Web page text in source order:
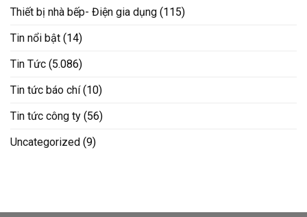
Thiết bị nhà bếp- Điện gia dụng (115)
Tin nổi bật (14)
Tin Tức (5.086)
Tin tức báo chí(10)
Tin tức công ty (56)
Uncategorized (9)